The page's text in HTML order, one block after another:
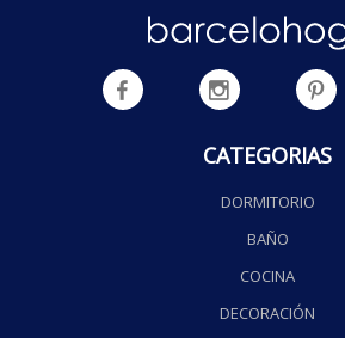
CATEGORIAS
DORMITORIO
BAÑO
COCINA
DECORACIÓN